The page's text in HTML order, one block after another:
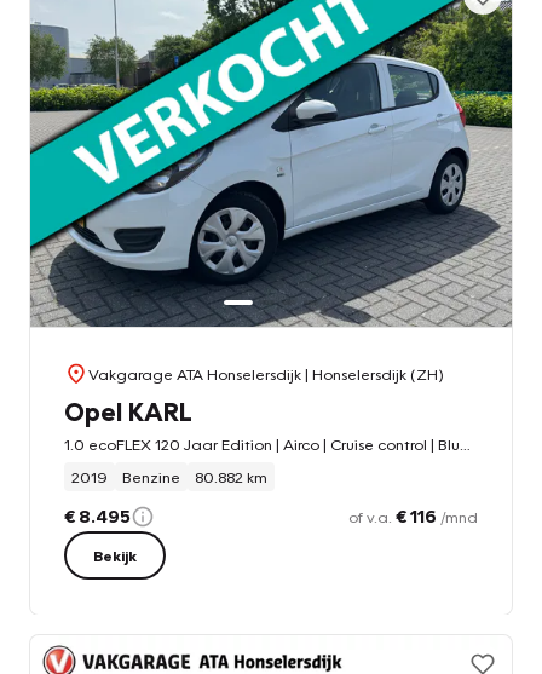
Vakgarage ATA Honselersdijk| Honselersdijk (ZH)
Opel KARL
2019
Benzine 80.882 km
€ 8.495 of v.a. € 116 /mnd
Bekijk